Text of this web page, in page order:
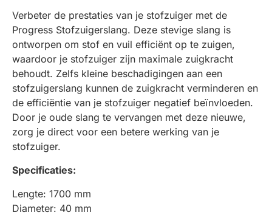
Verbeter de prestaties van je stofzuiger met de
Progress Stofzuigerslang. Deze stevige slang is
ontworpen om stof en vuil efficiënt op te zuigen,
waardoor je stofzuiger zijn maximale zuigkracht
behoudt. Zelfs kleine beschadigingen aan een
stofzuigerslang kunnen de zuigkracht verminderen en
de efficiëntie van je stofzuiger negatief beïnvloeden.
Door je oude slang te vervangen met deze nieuwe,
zorg je direct voor een betere werking van je
stofzuiger.
Specificaties:
Lengte: 1700 mm
Diameter: 40 mm